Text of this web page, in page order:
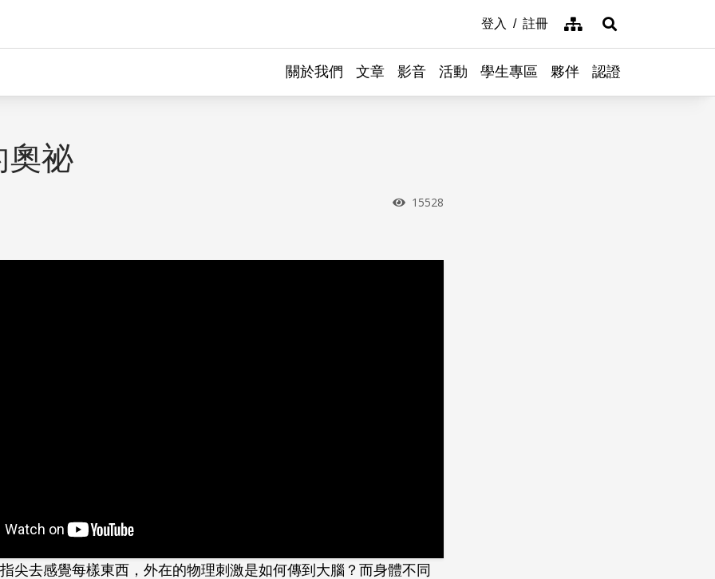
登入 註冊 網站導覽展開搜尋
關於我們 文章 影音 活動 學生專區 夥伴 認證
奧祕
瀏覽次數
15528
尖去感覺每樣東西，外在的物理刺激是如何傳到大腦？而身體不同